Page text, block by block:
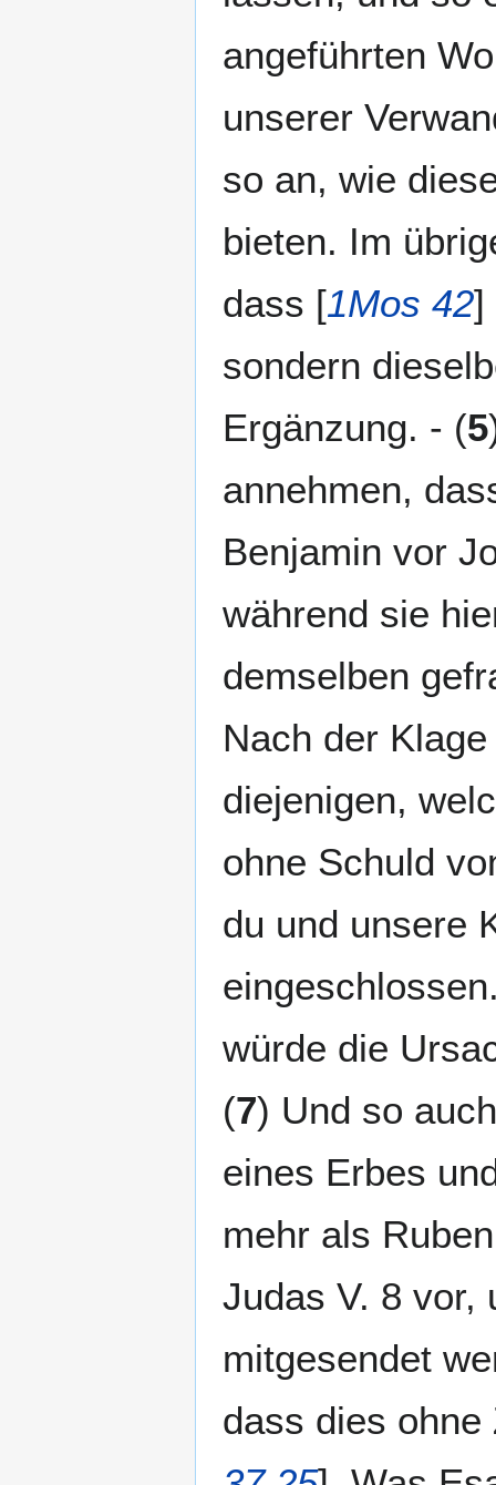
angeführten
unserer
so an, wie
bieten. Im
dass [1Mos 42]
sondern
Ergänzung. - (5
annehmen,
Benjamin vor
während sie
demselben
Nach der
diejenigen,
ohne Schuld
du und unsere
würde die
(7) Und so
eines Erbes
mehr als
Judas V. 8 vor,
mitgesendet
dass dies